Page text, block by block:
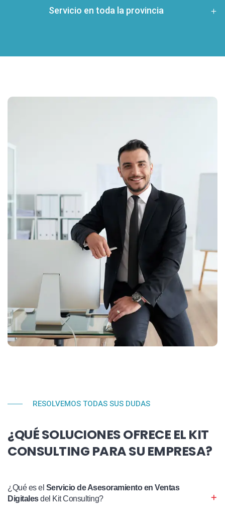
Servicio en toda la provincia
RESOLVEMOS TODAS SUS DUDAS
¿QUÉ SOLUCIONES OFRECE EL KIT
CONSULTING PARA SU EMPRESA?
¿Qué es el Servicio de Asesoramiento en Ventas
Digitalesdel Kit Consulting?